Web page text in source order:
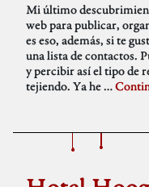
Mi último
web para publicar,
es eso, además, si te
una lista de contactos.
y percibir así el tipo de
tejiendo. Ya he …